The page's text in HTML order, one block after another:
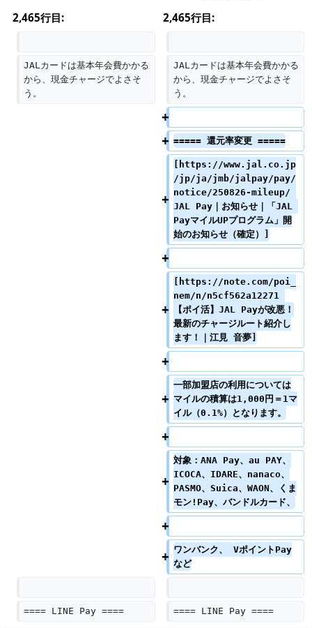
2,465行目:
2,465行目:
JALカードは基本年会費かかる
から、現金チャージでよさそ
う。
JALカードは基本年会費かかる
から、現金チャージでよさそ
う。
===== 還元率変更 =====
[https://www.jal.co.jp
/jp/ja/jmb/jalpay/pay/
notice/250826-mileup/
JAL Pay｜お知らせ｜「JAL
PayマイルUPプログラム」開
始のお知らせ（確定）]
[https://note.com/poi_
nem/n/n5cf562a12271
【ポイ活】JAL Payが改悪！
最新のチャージルート紹介し
ます！｜江見 音夢]
一部加盟店の利用については
マイルの積算は1,000円＝1マ
イル（0.1%）となります。
対象：ANA Pay、au PAY、
ICOCA、IDARE、nanaco、
PASMO、Suica、WAON、くま
モン!Pay、バンドルカード、
ワンバンク、 VポイントPay
など
==== LINE Pay ==== ==== LINE Pay ====